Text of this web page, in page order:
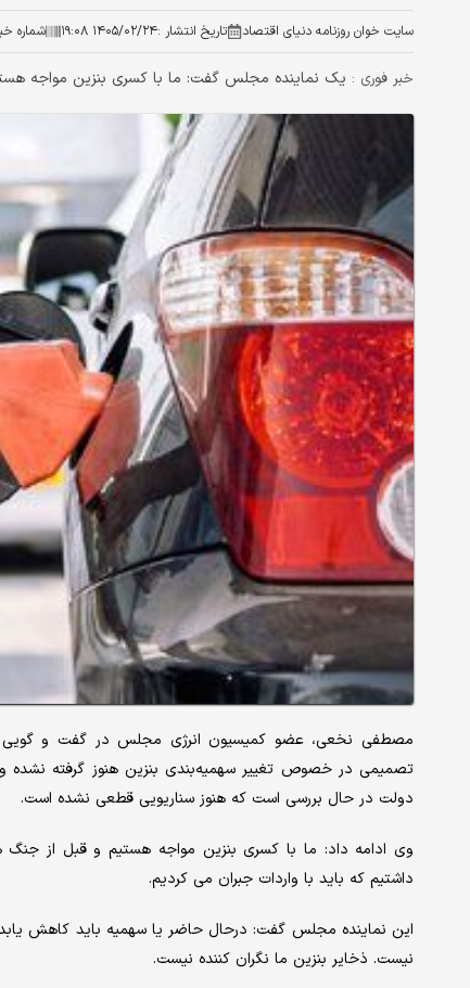
سایت خوان روزنامه دنیای اقتصاد تاریخ انتشار :۱۴۰۵/۰۲/۲۴ ۱۹:۰۸ شماره
خبر فوری : یک نماینده مجلس گفت: ما با کسری بنزین مواجه
مصطفی نخعی، عضو کمیسیون انرژی مجلس در گفت و
تصمیمی در خصوص تغییر سهمیه‌بندی بنزین هنوز گرفته نشده
دولت در حال بررسی است که هنوز سناریویی قطعی نشده است.
داشتیم که باید با واردات جبران می کردیم.
این نماینده مجلس گفت: درحال حاضر یا سهمیه باید کاهش
نیست. ذخایر بنزین ما نگران کننده نیست.